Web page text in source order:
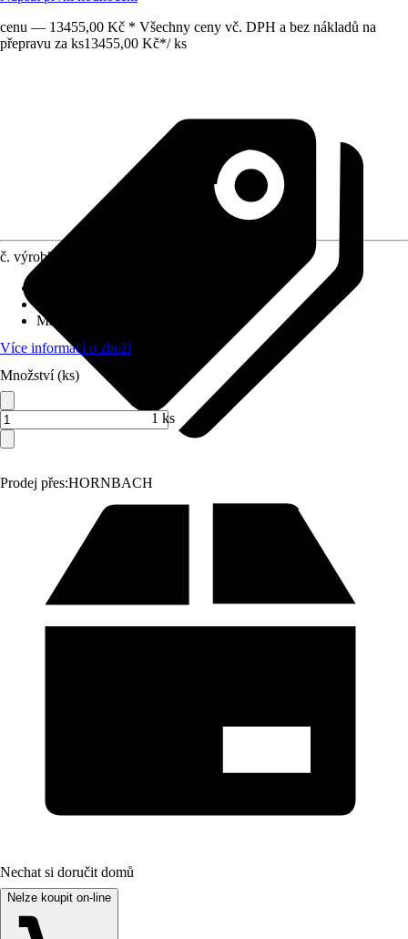
cenu — 13455,00 Kč * Všechny ceny vč. DPH a bez nákladů na
přepravu za ks13455,00 Kč*/ ks
Prodej přes:HORNBACH
č. výrobku
Materiál
Více informací o zboží
Množství (ks)
1 ks
Nechat si doručit domů
Nelze koupit on-line